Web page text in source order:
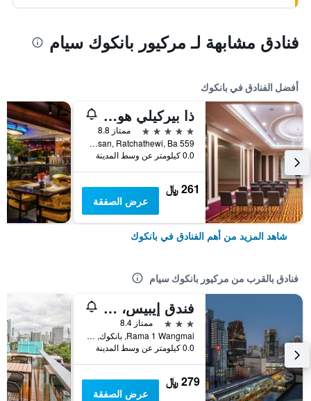
فنادق مشابهة لـ مركيور بانكوك سيام
أفضل الفنادق في بانكوك
ذا بيركيلي هوتل براتونام
5 نجوم
ممتاز 8.8
559 Ratcharaprarop Rd., Makkasan, Ratchathewi, Ba, بانكوك, تايلاند
0.0 كيلومتر عن وسط المدينة
261 ﷼
عرض الصفقة
شاهد المزيد من أهم الفنادق في بانكوك
فنادق بالقرب من مركيور بانكوك سيام
فندق إيبيس، بانكوك سيام
3 نجوم
ممتاز 8.4
Rama 1 Wangmai, بانكوك, تايلاند
0.0 كيلومتر عن وسط المدينة
279 ﷼
عرض الصفقة